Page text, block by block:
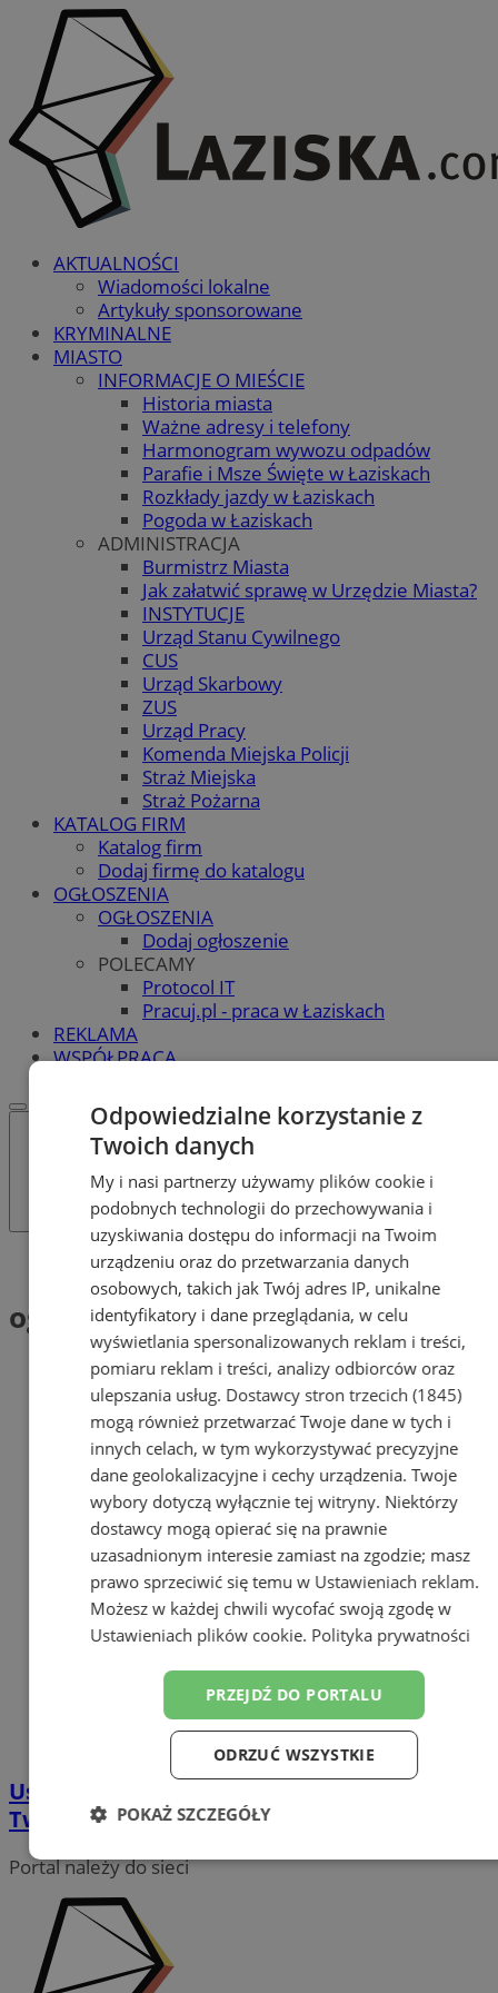
AKTUALNOŚCI
Wiadomości lokalne
Artykuły sponsorowane
KRYMINALNE
MIASTO
INFORMACJE O MIEŚCIE
Historia miasta
Ważne adresy i telefony
Harmonogram wywozu odpadów
Parafie i Msze Święte w Łaziskach
Rozkłady jazdy w Łaziskach
Pogoda w Łaziskach
ADMINISTRACJA
Burmistrz Miasta
Jak załatwić sprawę w Urzędzie Miasta?
INSTYTUCJE
Urząd Stanu Cywilnego
CUS
Urząd Skarbowy
ZUS
Urząd Pracy
Komenda Miejska Policji
Straż Miejska
Straż Pożarna
KATALOG FIRM
Katalog firm
Dodaj firmę do katalogu
OGŁOSZENIA
OGŁOSZENIA
Dodaj ogłoszenie
POLECAMY
Protocol IT
Pracuj.pl - praca w Łaziskach
REKLAMA
WSPÓŁPRACA
Tag: ogród
ogród (1)
Usługi sprzątające – pozwól innym zadbać o
Twój ogród
Portal należy do sieci
Odpowiedzialne korzystanie z
Twoich danych
My i nasi partnerzy używamy plików cookie i
podobnych technologii do przechowywania i
uzyskiwania dostępu do informacji na Twoim
urządzeniu oraz do przetwarzania danych
osobowych, takich jak Twój adres IP, unikalne
identyfikatory i dane przeglądania, w celu
wyświetlania spersonalizowanych reklam i treści,
pomiaru reklam i treści, analizy odbiorców oraz
ulepszania usług. Dostawcy stron trzecich (1845)
mogą również przetwarzać Twoje dane w tych i
innych celach, w tym wykorzystywać precyzyjne
dane geolokalizacyjne i cechy urządzenia. Twoje
wybory dotyczą wyłącznie tej witryny. Niektórzy
dostawcy mogą opierać się na prawnie
uzasadnionym interesie zamiast na zgodzie; masz
prawo sprzeciwić się temu w Ustawieniach reklam.
Możesz w każdej chwili wycofać swoją zgodę w
Ustawieniach plików cookie. Polityka prywatności
PRZEJDŹ DO PORTALU
ODRZUĆ WSZYSTKIE
POKAŻ SZCZEGÓŁY
Niezbędne Wydajność Targetowanie
Funkcjonalność